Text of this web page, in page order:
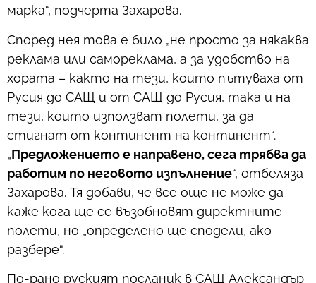
марка“, подчерта Захарова.
Според нея това е било „не просто за някаква
реклама или самореклама, а за удобство на
хората – както на тези, които пътуваха от
Русия до САЩ и от САЩ до Русия, така и на
тези, които използват полети, за да
стигнат от континент на континент“.
„Предложението е направено, сега трябва да
работим по неговото изпълнение“, отбеляза
Захарова. Тя добави, че все още не може да
каже кога ще се възобновят директните
полети, но „определено ще сподели, ако
разбере“.
По-рано руският посланик в САЩ Александър